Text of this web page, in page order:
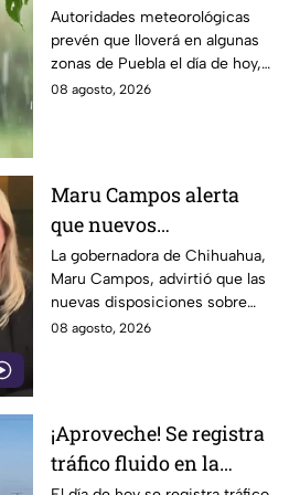
sábado; estas serían las
zonas afectadas
Autoridades meteorológicas
prevén que lloverá en algunas
zonas de Puebla el día de hoy,
incluyendo la capital poblana,
08 agosto, 2026
Maru Campos alerta
que nuevos
lineamientos podrían
usarse para sancionar
a periodistas críticos
La gobernadora de Chihuahua,
Maru Campos, advirtió que las
nuevas disposiciones sobre
derechos de las audiencias
08 agosto, 2026
¡Aproveche! Se registra
tráfico fluido en la